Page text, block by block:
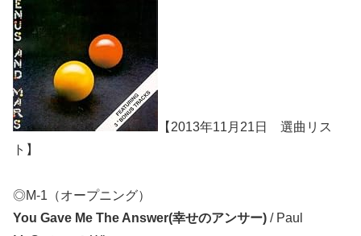
【2013年11月21日 選曲リス
ト】
◎M-1（オープニング）
You Gave Me The Answer(幸せのアンサー) / Paul